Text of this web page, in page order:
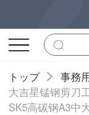
トップ
事務
大吉星锰钢剪刀
SK5高碳钢A3中